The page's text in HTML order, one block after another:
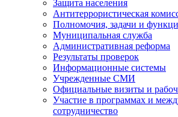
Защита населения
Антитеррористическая
Полномочия, задачи и
Муниципальная служба
Административная реформа
Результаты проверок
Информационные системы
Учрежденные СМИ
Официальные визиты и
Участие в программах и
сотрудничество